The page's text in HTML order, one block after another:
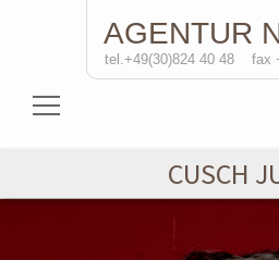
AGENTUR
tel.+49(30)824 40 48 fax
CUSCH